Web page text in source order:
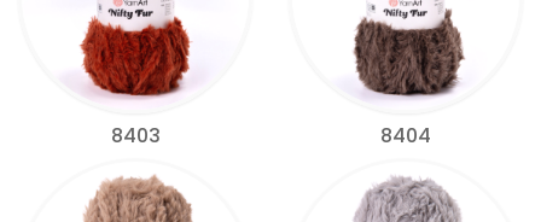
8403 8404